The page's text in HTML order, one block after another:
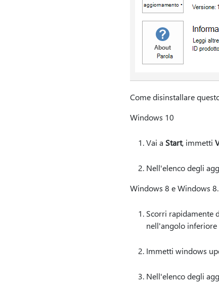
Come disinstallare
Windows 10
Vai a Start, immetti
Nell'elenco degli
Windows 8 e Windows
Scorri rapidamente
nell'angolo inferiore
Immetti windows
Nell'elenco degli